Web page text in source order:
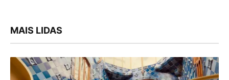
MAIS LIDAS